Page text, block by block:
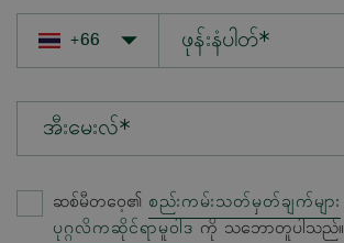
အီးမေးလ်*
ဆစ်မီတဝေ့၏ စည်းကမ်းသတ်မှတ်ချက်များ
ပုဂ္ဂလိကဆိုင်ရာမူဝါဒ ကို သဘောတူပါသည်။